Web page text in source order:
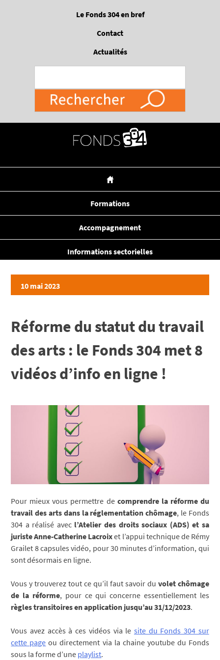
Le Fonds 304 en bref
Contact
Actualités
Formations
Accompagnement
Informations sectorielles
10 mai 2023
Réforme du statut du travail
des arts : le Fonds 304 met 8
vidéos d’info en ligne !
Pour mieux vous permettre de comprendre la réforme du
travail des arts dans la réglementation chômage, le Fonds
304 a réalisé avec l’Atelier des droits sociaux (ADS) et sa
juriste Anne-Catherine Lacroixet l’appui technique de Rémy
Grailet 8 capsules vidéo, pour 30 minutes d’information, qui
sont désormais en ligne.
Vous y trouverez tout ce qu’il faut savoir du volet chômage
de la réforme, pour ce qui concerne essentiellement les
règles transitoires en application jusqu’au 31/12/2023.
Vous avez accès à ces vidéos via le site du Fonds 304 sur
cette page ou directement via la chaine youtube du Fonds
sous la forme d’une playlist.